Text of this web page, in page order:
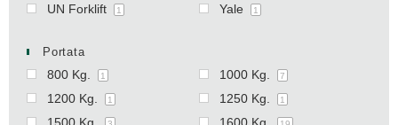
UN Forklift 1 Yale 1
Portata
800 Kg. 1 1000 Kg. 7
1200 Kg. 1 1250 Kg. 1
1500 Kg. 1600 Kg.